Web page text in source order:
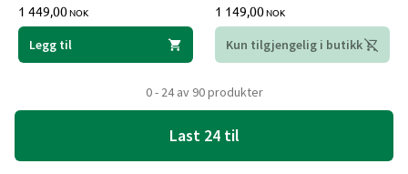
1 449,00NOK
Legg til
1 149,00NOK
Kun tilgjengelig i butikk
0 - 24 av 90 produkter
Last 24 til